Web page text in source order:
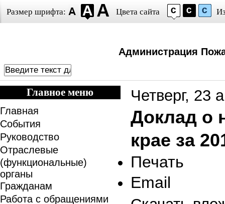
Размер шрифта: Цвета сайта
Администрация
Главное меню
Главная
События
Руководство
Отраслевые
(функциональные)
органы
Гражданам
Работа с обращениями
Четверг, 23
Доклад о
крае за
Печать
Email